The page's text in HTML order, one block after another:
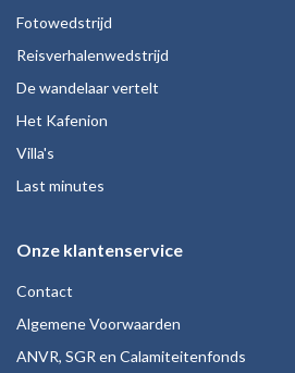
Fotowedstrijd
Reisverhalenwedstrijd
De wandelaar vertelt
Het Kafenion
Villa's
Last minutes
Onze klantenservice
Contact
Algemene Voorwaarden
ANVR, SGR en Calamiteitenfonds